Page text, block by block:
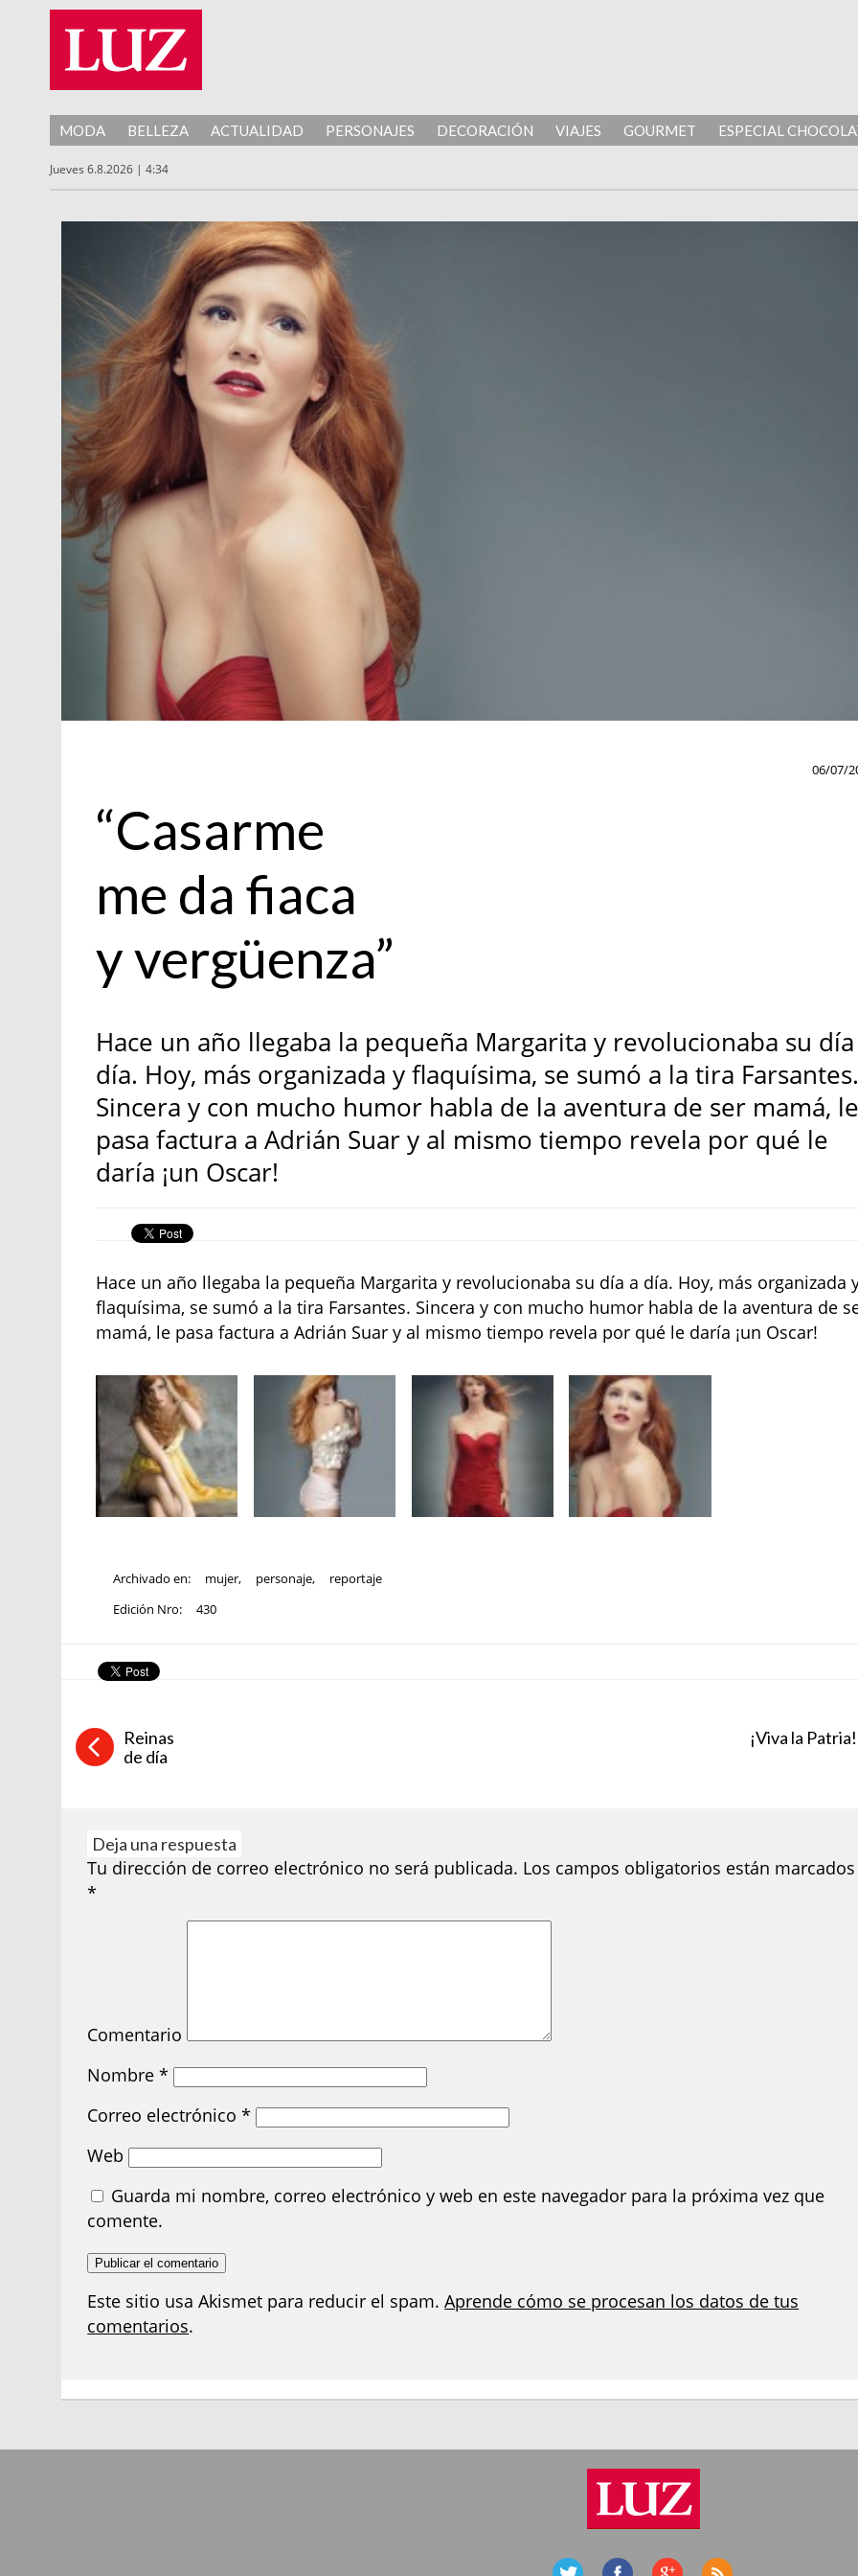
MODA BELLEZA ACTUALIDAD PERSONAJES DECORACIÓN VIAJES GOURMET ESPECIAL
Jueves 6.8.2026 | 4:34
06/07/
“Casarme
me da fiaca
y vergüenza”
Hace un año llegaba la pequeña Margarita y revolucionaba su
día. Hoy, más organizada y flaquísima, se sumó a la tira
Sincera y con mucho humor habla de la aventura de ser mamá,
pasa factura a Adrián Suar y al mismo tiempo revela por qué le
daría ¡un Oscar!
Hace un año llegaba la pequeña Margarita y revolucionaba su día a día. Hoy, más organizada
flaquísima, se sumó a la tira Farsantes. Sincera y con mucho humor habla de la aventura de
mamá, le pasa factura a Adrián Suar y al mismo tiempo revela por qué le daría ¡un Oscar!
Archivado en: mujer, personaje,
reportaje
Edición Nro:
430
Reinas
de día
¡Viva la Patria!
Deja una respuesta
Tu dirección de correo electrónico no será publicada. Los campos obligatorios están
*
Comentario
Nombre*
Correo electrónico*
Web
Guarda mi nombre, correo electrónico y web en este navegador para la próxima vez que
comente.
Este sitio usa Akismet para reducir el spam.Aprende cómo se procesan los datos de tus
comentarios.